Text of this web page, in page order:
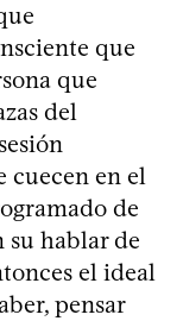
que
que
del
cuecen en el
de
su hablar de
el ideal
pensar